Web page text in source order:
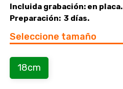
Incluida grabación: en placa.
Preparación: 3 días.
Seleccione tamaño
18cm